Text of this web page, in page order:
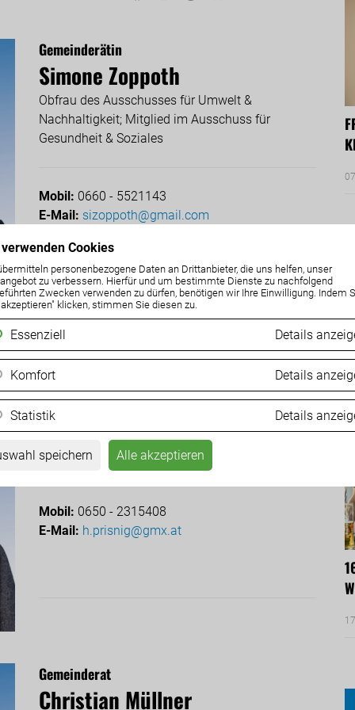
Cookies
personenbezogene Daten an Drittanbieter, die uns helfen, unser
zu verbessern. Hierfür und um bestimmte Dienste zu nachfolgend
Zwecken verwenden zu dürfen, benötigen wir Ihre Einwilligung. Indem
klicken, stimmen Sie diesen zu.
Essenziell Details
Komfort Details
Statistik Details
speichern Alle akzeptieren
Gemeinderätin
Simone Zoppoth
Obfrau des Ausschusses für Umwelt &
Nachhaltigkeit; Mitglied im Ausschuss für
Gesundheit & Soziales
Mobil: 0660 - 5521143
E-Mail: sizoppoth@gmail.com
Gemeinderat
Harald Prisnig
Obmann des Auschusses zur Kontrolle der
Gebarung; Mitglied im Ausschuss für
Planungsangelegenheiten
Mobil: 0650 - 2315408
E-Mail: h.prisnig@gmx.at
Gemeinderat
Christian Müllner